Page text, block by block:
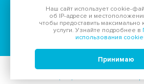
ПАРТНЕРЫ
Принимаем к оплате:
© 2011-2026, Диагностический
Наш сайт использует cookie-
об IP-адресе и
чтобы предоставить максимально
услуги. Узнайте подробнее в
использования
Принимаю